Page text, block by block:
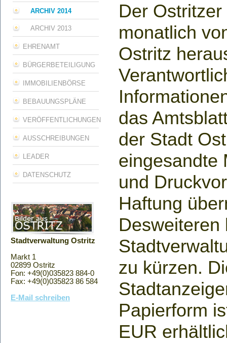
ARCHIV 2014
ARCHIV 2013
EHRENAMT
BÜRGERBETEILIGUNG
IMMOBILIENBÖRSE
BEBAUUNGSPLÄNE
VERÖFFENTLICHUNGEN
AUSSCHREIBUNGEN
LEADER
DATENSCHUTZ
Stadtverwaltung Ostritz
Markt 1
02899 Ostritz
Fon: +49(0)035823 884-0
Fax: +49(0)035823 86 584
E-Mail schreiben
Der
monatlich
Ostritz
das
der Stadt
eingesandte
und
Haftung
Desweiteren
zu kürzen.
Papierform
EUR